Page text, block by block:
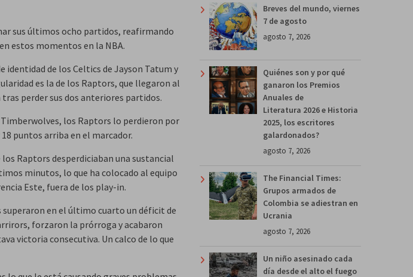
sus últimos ocho partidos, reafirmando
estos momentos en la NBA.
identidad de los Celtics de Jayson Tatum y
es la de los Raptors, que llegaron al
perder sus dos anteriores partidos.
los Raptors lo perdieron por
puntos arriba en el marcador.
Raptors desperdiciaban una sustancial
minutos, lo que ha colocado al equipo
Este, fuera de los play-in.
en el último cuarto un déficit de
forzaron la prórroga y acabaron
victoria consecutiva. Un calco de lo que
Breves del mundo, viernes
7 de agosto
agosto 7, 2026
Quiénes son y por qué
ganaron los Premios
Anuales de
Literatura 2026 e Historia
2025, los escritores
galardonados?
agosto 7, 2026
The Financial Times:
Grupos armados de
Colombia se adiestran en
Ucrania
agosto 7, 2026
Un niño asesinado cada
día desde el alto el fuego